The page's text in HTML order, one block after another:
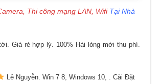
Thi công mạng LAN, Wifi Tại Nhà
Giá rẻ hợp lý. 100% Hài lòng mới thu phí.
Lê Nguyễn. Win 7 8, Windows 10, . Cài Đặt